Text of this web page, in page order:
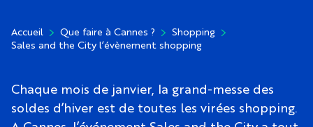
Accueil Que faire à Cannes ?
Shopping
Sales and the City l’évènement shopping
Chaque mois de janvier, la grand-messe des
soldes d’hiver est de toutes les virées shopping.